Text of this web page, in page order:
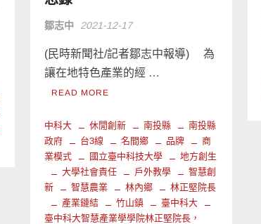
鄒志中 2021-12-17
(民時新聞社/記者鄒志中報導) 為
讓在地特色產業的經 …
READ MORE
中科大 休閒創新 南投縣
南投縣
政府
台3線 名間鄉 品牌
商
業模式
國立臺中科技大學
地方創生
大學社會責任
戶外教學
智慧創
新
智慧農業 林內鄉
林正堅院長
產業鏈結
竹山鎮
臺中科大
臺中科大智慧產業學學院林正堅院長，